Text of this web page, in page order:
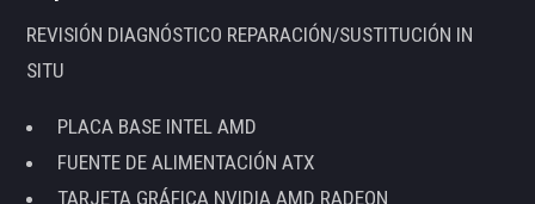
REVISIÓN DIAGNÓSTICO REPARACIÓN/SUSTITUCIÓN IN
SITU
PLACA BASE INTEL AMD
FUENTE DE ALIMENTACIÓN ATX
TARJETA GRÁFICA NVIDIA AMD RADEON